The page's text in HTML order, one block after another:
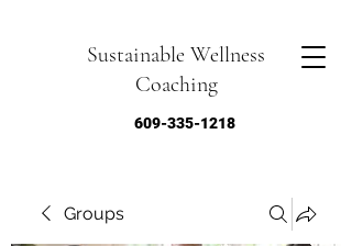
Sustainable Wellness
Coaching
609-335-1218
Groups